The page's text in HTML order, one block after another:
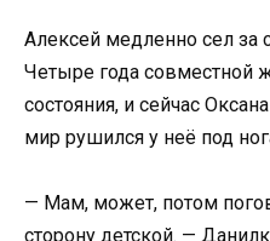
Алексей медленно сел за
Четыре года совместной
состояния, и сейчас
мир рушился у неё под
— Мам, может, потом
сторону детской. —